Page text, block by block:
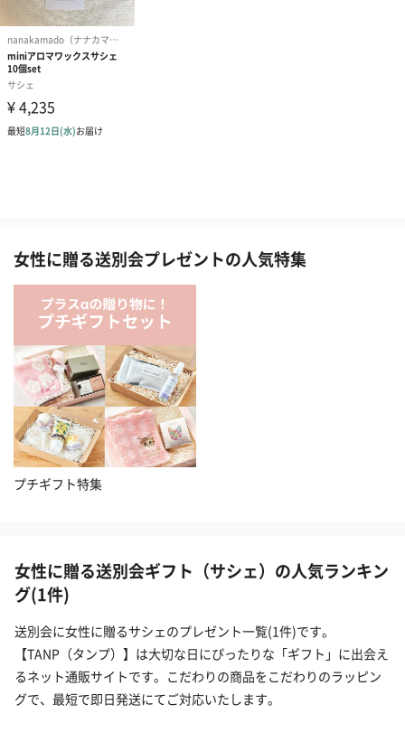
女性に贈る送別会プレゼントの人気特集
プチギフト特集
女性に贈る送別会ギフト（サシェ）の人気ランキン
グ(1件)
送別会に女性に贈るサシェのプレゼント一覧(1件)です。
【TANP（タンプ）】は大切な日にぴったりな「ギフト」に出会え
るネット通販サイトです。こだわりの商品をこだわりのラッピン
グで、最短で即日発送にてご対応いたします。